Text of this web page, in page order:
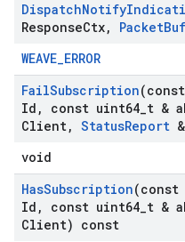
DispatchNotify
ResponseCtx, Packet
WEAVE_ERROR
FailSubscription(const
Id , const uint64 t & a
Client, StatusReport
void
HasSubscription(const
Id , const uint64 t & a
Client) const